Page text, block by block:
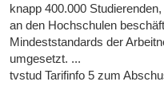
knapp 400.000
an den Hochschulen
Mindeststandards der
umgesetzt. ...
tvstud Tarifinfo 5 zum